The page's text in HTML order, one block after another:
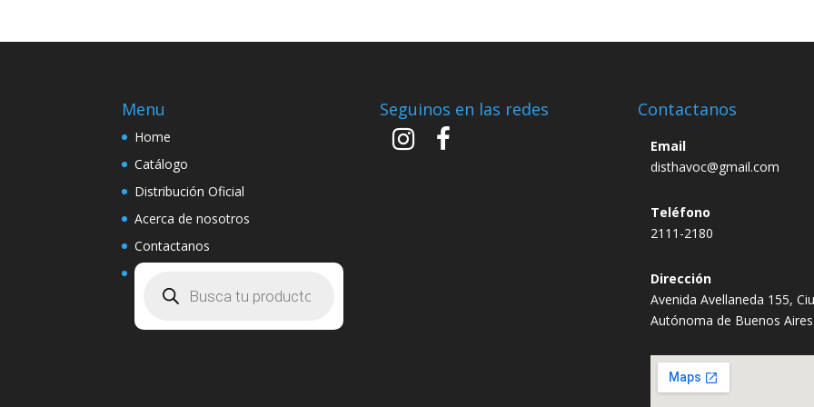
Menu
Home
Catálogo
Distribución Oficial
Acerca de nosotros
Contactanos
Seguinos en las redes Contactanos
Email
disthavoc@gmail.com
Teléfono
2111-2180
Dirección
Avenida Avellaneda 155,
Autónoma de Buenos Aires